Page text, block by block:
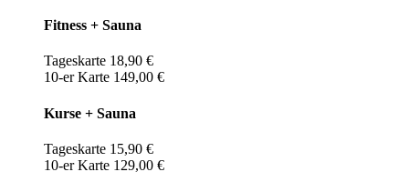
Fitness + Sauna
Tageskarte 18,90 €
10-er Karte 149,00 €
Kurse + Sauna
Tageskarte 15,90 €
10-er Karte 129,00 €